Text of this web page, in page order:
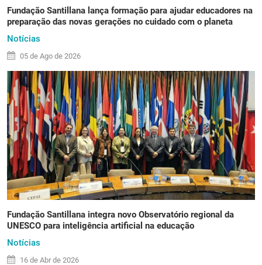
Fundação Santillana lança formação para ajudar educadores na
preparação das novas gerações no cuidado com o planeta
Notícias
05 de Ago de 2026
Fundação Santillana integra novo Observatório regional da
UNESCO para inteligência artificial na educação
Notícias
16 de Abr de 2026